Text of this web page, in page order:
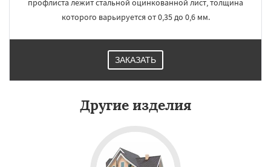
профлиста лежит стальной оцинкованной лист, толщина
которого варьируется от 0,35 до 0,6 мм.
ЗАКАЗАТЬ
Другие изделия